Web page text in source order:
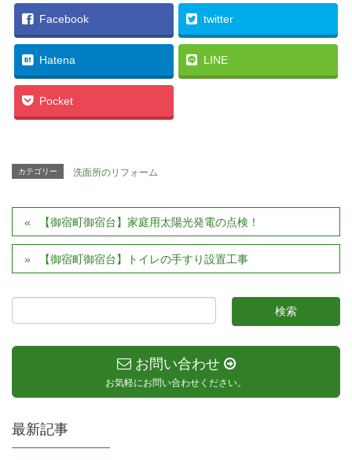
Facebook twitter
Hatena LINE
Pocket
カテゴリー 洗面所のリフォーム
【御宿町御宿台】家庭用太陽光発電の点検！
【御宿町御宿台】トイレの手すり設置工事
お問い合わせ
お気軽にお問い合わせください。
最新記事